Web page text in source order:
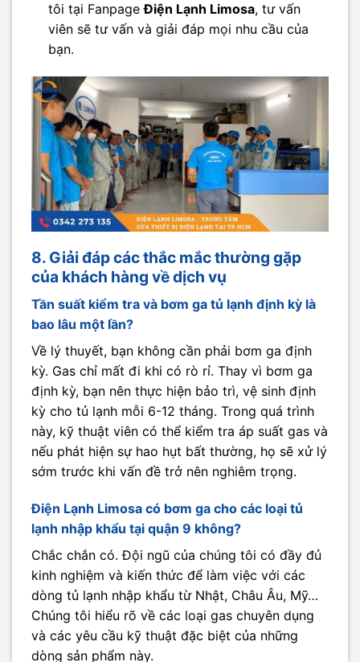
tôi tại FanpageĐiện Lạnh Limosa, tư vấn
viên sẽ tư vấn và giải đáp mọi nhu cầu của
bạn.
8. Giải đáp các thắc mắc thường gặp
của khách hàng về dịch vụ
Tần suất kiểm tra và bơm ga tủ lạnh định kỳ là
bao lâu một lần?
Về lý thuyết, bạn không cần phải bơm ga định
kỳ. Gas chỉ mất đi khi có rò rỉ. Thay vì bơm ga
định kỳ, bạn nên thực hiện bảo trì, vệ sinh định
kỳ cho tủ lạnh mỗi 6-12 tháng. Trong quá trình
này, kỹ thuật viên có thể kiểm tra áp suất gas và
nếu phát hiện sự hao hụt bất thường, họ sẽ xử lý
sớm trước khi vấn đề trở nên nghiêm trọng.
Điện Lạnh Limosa có bơm ga cho các loại tủ
lạnh nhập khẩu tại quận 9 không?
Chắc chắn có. Đội ngũ của chúng tôi có đầy đủ
kinh nghiệm và kiến thức để làm việc với các
dòng tủ lạnh nhập khẩu từ Nhật, Châu Âu, Mỹ…
Chúng tôi hiểu rõ về các loại gas chuyên dụng
và các yêu cầu kỹ thuật đặc biệt của những
dòng sản phẩm này.